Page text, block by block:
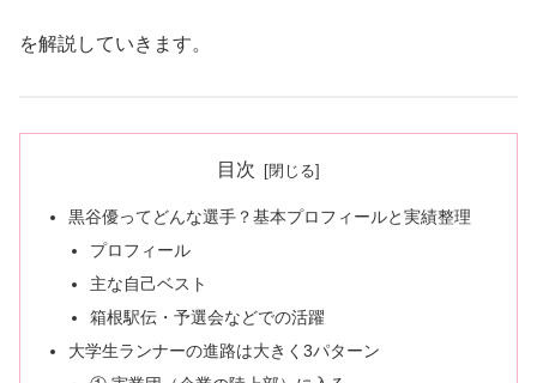
を解説していきます。
目次
黒谷優ってどんな選手？基本プロフィールと実績整理
プロフィール
主な自己ベスト
箱根駅伝・予選会などでの活躍
大学生ランナーの進路は大きく3パターン